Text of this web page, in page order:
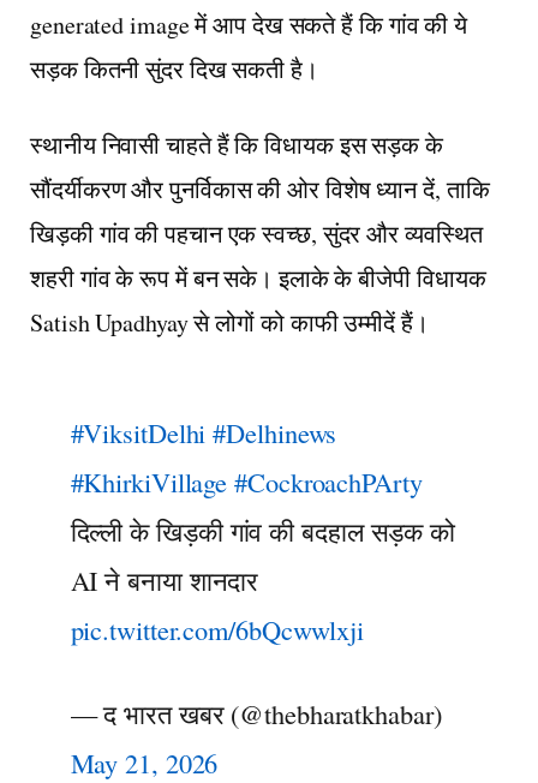
generated image में आप देख सकते हैं कि गांव की ये
सड़क कितनी सुंदर दिख सकती है।
स्थानीय निवासी चाहते हैं कि विधायक इस सड़क के
सौंदर्यीकरण और पुनर्विकास की ओर विशेष ध्यान दें, ताकि
खिड़की गांव की पहचान एक स्वच्छ, सुंदर और व्यवस्थित
शहरी गांव के रूप में बन सके। इलाके के बीजेपी विधायक
Satish Upadhyayसे लोगों को काफी उम्मीदें हैं।
#ViksitDelhi #Delhinews
#KhirkiVillage #CockroachPArty
दिल्ली के खिड़की गांव की बदहाल सड़क को
AI ने बनाया शानदार
pic.twitter.com/6bQcwwlxji
— द भारत खबर (@thebharatkhabar)
May 21, 2026